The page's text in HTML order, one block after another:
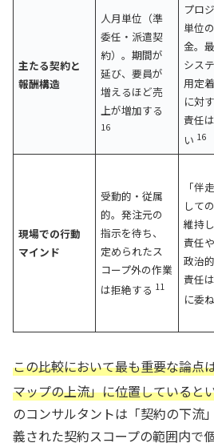
主たる契約と
報酬構造
人月単位（準
委任・派遣契
約）。期間が
延び、要員が
増えるほど売
上が増加する
16
プロ
単位
金。
シス
用定
に対
責任
い 16
現場での行動
マインド
受動的・従属
的。発注元の
指示を待ち、
定められたス
コープ外の作業
は拒絶する 11
「伴
して
維持
責任
政治
責任
に委
この比較において最も重要な論点
マップの上流」に位置していると
のコンサルタントは「契約の下流
義された契約スコープの範囲内で